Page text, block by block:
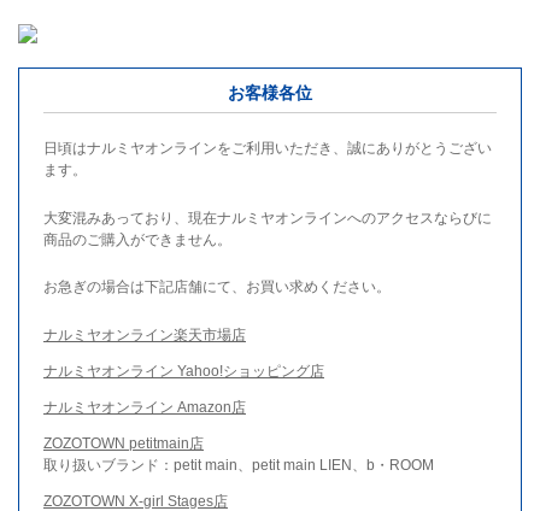
お客様各位
日頃はナルミヤオンラインをご利用いただき、誠にありがとうござい
ます。
大変混みあっており、現在ナルミヤオンラインへのアクセスならびに
商品のご購入ができません。
お急ぎの場合は下記店舗にて、お買い求めください。
ナルミヤオンライン楽天市場店
ナルミヤオンライン Yahoo!ショッピング店
ナルミヤオンライン Amazon店
ZOZOTOWN petitmain店
取り扱いブランド：petit main、petit main LIEN、b・ROOM
ZOZOTOWN X-girl Stages店